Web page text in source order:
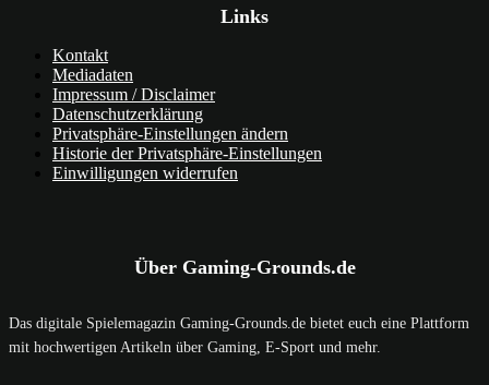
Links
Kontakt
Mediadaten
Impressum / Disclaimer
Datenschutzerklärung
Privatsphäre-Einstellungen ändern
Historie der Privatsphäre-Einstellungen
Einwilligungen widerrufen
Über Gaming-Grounds.de
Das digitale Spielemagazin Gaming-Grounds.de bietet euch eine Plattform
mit hochwertigen Artikeln über Gaming, E-Sport und mehr.